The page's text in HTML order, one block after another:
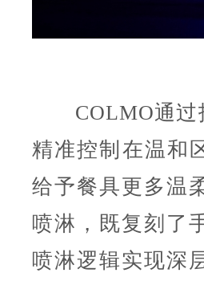
COLMO通过
精准控制在温和
给予餐具更多温
喷淋，既复刻了
喷淋逻辑实现深